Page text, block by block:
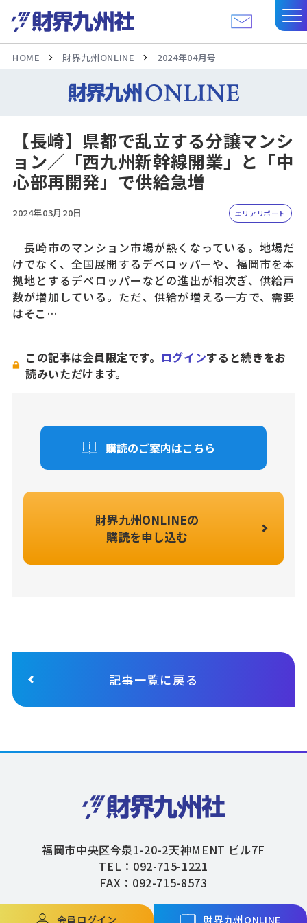
HOME 財界九州ONLINE 2024年04月号
【長崎】県都で乱立する分譲マンシ
ョン／「西九州新幹線開業」と「中
心部再開発」で供給急増
2024年03月20日 エリアリポート
長崎市のマンション市場が熱くなっている。地場だ
けでなく、全国展開するデベロッパーや、福岡市を本
拠地とするデベロッパーなどの進出が相次ぎ、供給戸
数が増加している。ただ、供給が増える一方で、需要
はそこ…
この記事は会員限定です。 ログインすると続きをお
読みいただけます。
購読のご案内はこちら
財界九州ONLINEの
購読を申し込む
記事一覧に戻る
会員ログイン 財界九州ONLINE
福岡市中央区今泉1-20-2天神MENT ビル7F
TEL：092-715-1221
FAX：092-715-8573